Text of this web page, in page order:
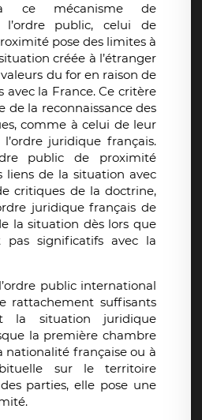
à ce mécanisme de
l’ordre public, celui de
pose des limites à
créée à l’étranger
du for en raison de
avec la France. Ce critère
de la reconnaissance des
comme à celui de leur
juridique français.
public de proximité
liens de la situation avec
critiques de la doctrine,
juridique français de
la situation dès lors que
significatifs avec la
public international
rattachement suffisants
situation juridique
la première chambre
nationalité française ou à
sur le territoire
parties, elle pose une